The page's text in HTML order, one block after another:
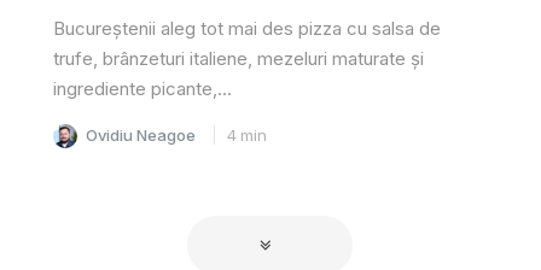
Bucureștenii aleg tot mai des pizza cu salsa de
trufe, brânzeturi italiene, mezeluri maturate și
ingrediente picante,...
Ovidiu Neagoe 4 min